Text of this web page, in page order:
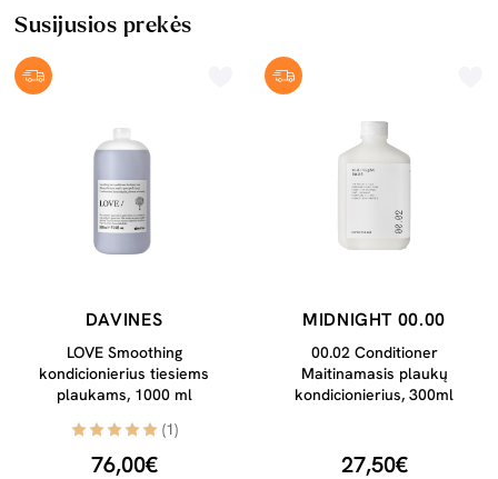
Susijusios prekės
DAVINES
LOVE Smoothing
kondicionierius tiesiems
plaukams, 1000 ml
(1)
76,00€
MIDNIGHT 00.00
00.02 Conditioner
Maitinamasis plaukų
kondicionierius, 300ml
27,50€